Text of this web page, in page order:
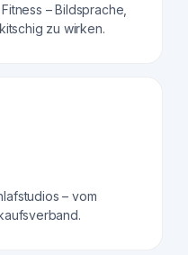
– Bildsprache,
zu wirken.
– vom